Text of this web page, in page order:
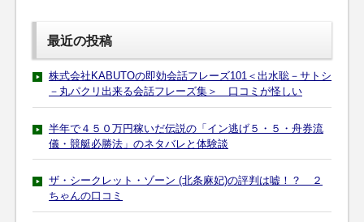
最近の投稿
株式会社KABUTOの即効会話フレーズ101＜出水聡－サトシ
－丸パクリ出来る会話フレーズ集＞ 口コミが怪しい
半年で４５０万円稼いだ伝説の「イン逃げ５・５・舟券流
儀・競艇必勝法」のネタバレと体験談
ザ・シークレット・ゾーン (北条麻妃)の評判は嘘！？ ２
ちゃんの口コミ